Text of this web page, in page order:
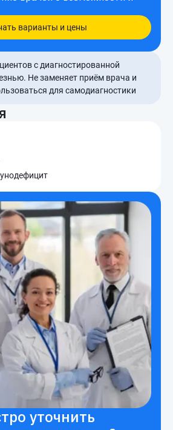
варианты и цены
с диагностированной
Не заменяет приём врача и
для самодиагностики
уточнить